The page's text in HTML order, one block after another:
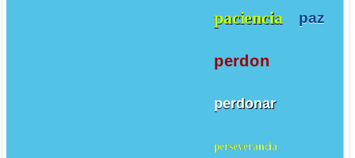
paciencia paz
perdon
perdonar
perseverancia